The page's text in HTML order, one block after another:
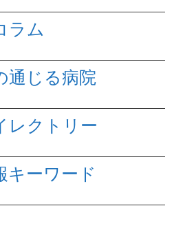
ラム
通じる病院
レクトリー
キーワード